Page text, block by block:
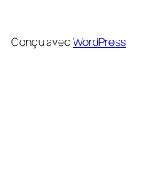
Conçu avec WordPress